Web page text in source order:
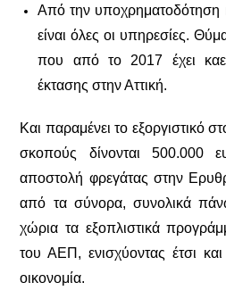
Από την υποχρηματοδότηση
είναι όλες οι υπηρεσίες.
που από το 2017 έχει
έκτασης στην Αττική.
Και παραμένει το εξοργιστικό
σκοπούς δίνονται 500.000
αποστολή φρεγάτας στην
από τα σύνορα, συνολικά
χώρια τα εξοπλιστικά
του ΑΕΠ, ενισχύοντας έτσι
οικονομία.